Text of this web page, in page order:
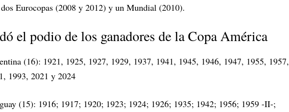
Eurocopas (2008 y 2012) y un Mundial (2010).
el podio de los ganadores de la Copa América
(16): 1921, 1925, 1927, 1929, 1937, 1941, 1945, 1946, 1947, 1955, 1957,
1993, 2021 y 2024
1916; 1917; 1920; 1923; 1924; 1926; 1935; 1942; 1956; 1959 -II-;